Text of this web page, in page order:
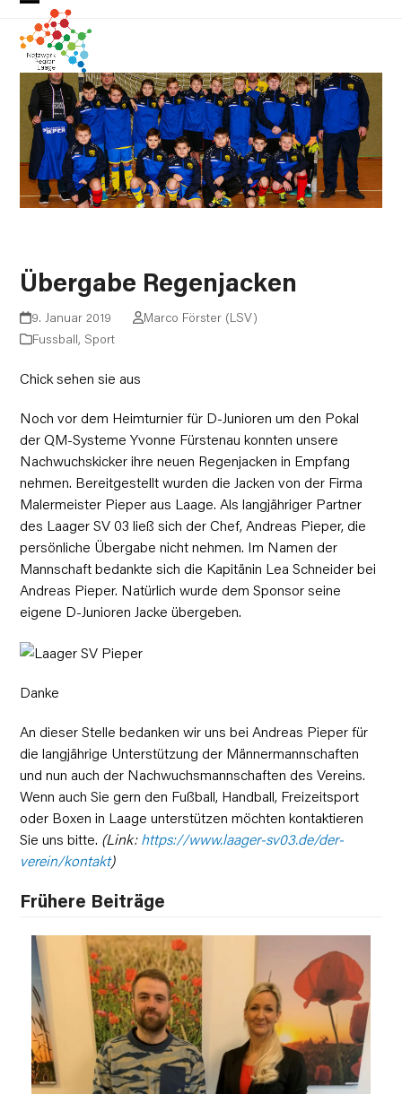
Skip
content
Open
mobile
menu
Close
mobile
menu
Übergabe Regenjacken
9. Januar 2019
Marco Förster (LSV)
Fussball,Sport
Chick sehen sie aus
Noch vor dem Heimturnier für D-Junioren um den Pokal
der QM-Systeme Yvonne Fürstenau konnten unsere
Nachwuchskicker ihre neuen Regenjacken in Empfang
nehmen. Bereitgestellt wurden die Jacken von der Firma
Malermeister Pieper aus Laage. Als langjähriger Partner
des Laager SV 03 ließ sich der Chef, Andreas Pieper, die
persönliche Übergabe nicht nehmen. Im Namen der
Mannschaft bedankte sich die Kapitänin Lea Schneider bei
Andreas Pieper. Natürlich wurde dem Sponsor seine
eigene D-Junioren Jacke übergeben.
Danke
An dieser Stelle bedanken wir uns bei Andreas Pieper für
die langjährige Unterstützung der Männermannschaften
und nun auch der Nachwuchsmannschaften des Vereins.
Wenn auch Sie gern den Fußball, Handball, Freizeitsport
oder Boxen in Laage unterstützen möchten kontaktieren
Sie uns bitte. (Link:https://www.laager-sv03.de/der-
verein/kontakt)
Frühere Beiträge